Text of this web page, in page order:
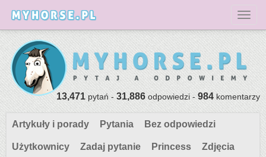
13,471pytań -31,886odpowiedzi -984komentarzy
Artykuły i porady Pytania Bez odpowiedzi
Użytkownicy Zadaj pytanie Princess Zdjęcia